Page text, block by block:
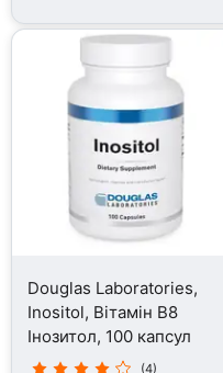
Douglas Laboratories,
Inositol, Вітамін B8
Інозитол, 100 капсул
(4)